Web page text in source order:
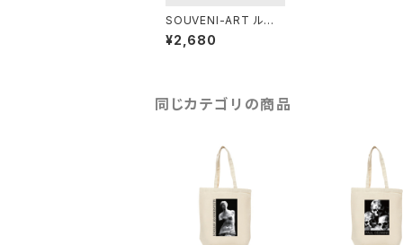
SOUVENI-ART ルー
ベンス「キリスト降架」
スマホケース BLACK E
¥2,680
同じカテゴリの商品